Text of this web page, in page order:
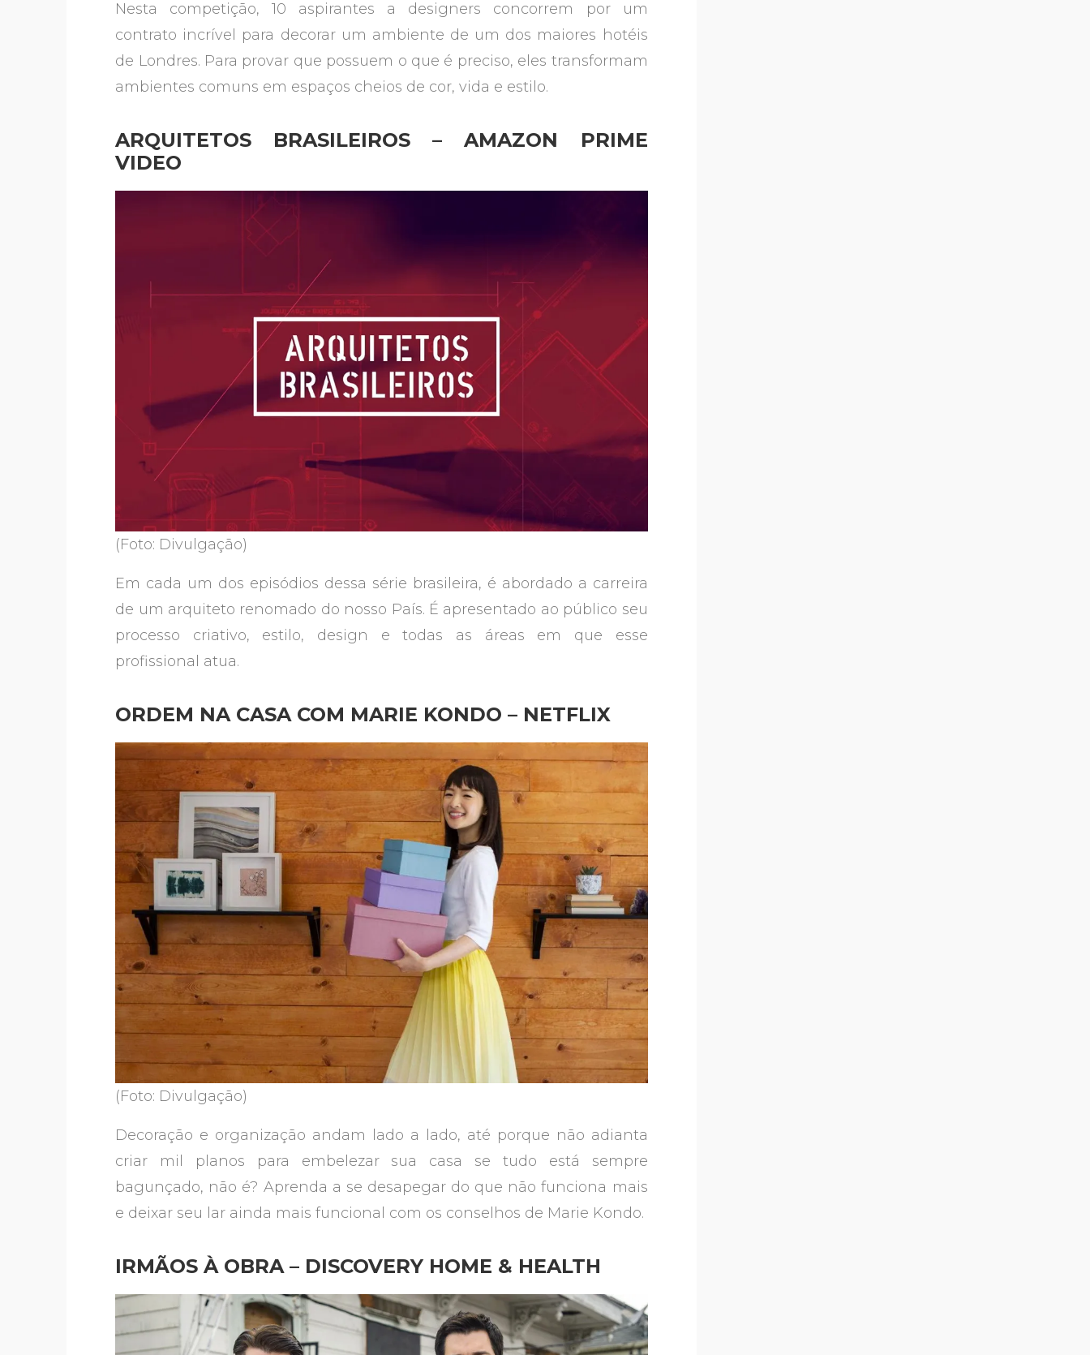
Nesta competição, 10 aspirantes a designers concorrem por um
contrato incrível para decorar um ambiente de um dos maiores hotéis
de Londres. Para provar que possuem o que é preciso, eles transformam
ambientes comuns em espaços cheios de cor, vida e estilo.
ARQUITETOS BRASILEIROS – AMAZON PRIME
VIDEO
(Foto: Divulgação)
Em cada um dos episódios dessa série brasileira, é abordado a carreira
de um arquiteto renomado do nosso País. É apresentado ao público seu
processo criativo, estilo, design e todas as áreas em que esse
profissional atua.
ORDEM NA CASA COM MARIE KONDO – NETFLIX
(Foto: Divulgação)
Decoração e organização andam lado a lado, até porque não adianta
criar mil planos para embelezar sua casa se tudo está sempre
bagunçado, não é? Aprenda a se desapegar do que não funciona mais
e deixar seu lar ainda mais funcional com os conselhos de Marie Kondo.
IRMÃOS À OBRA – DISCOVERY HOME & HEALTH